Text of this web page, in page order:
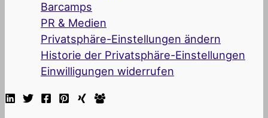
Barcamps
PR & Medien
Privatsphäre-Einstellungen ändern
Historie der Privatsphäre-Einstellungen
Einwilligungen widerrufen